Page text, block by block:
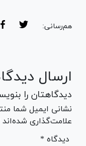
هم‌رسانی:
ارسال
دیدگاهتان را
نشانی ایمیل شما
علامت‌گذاری
* دیدگاه